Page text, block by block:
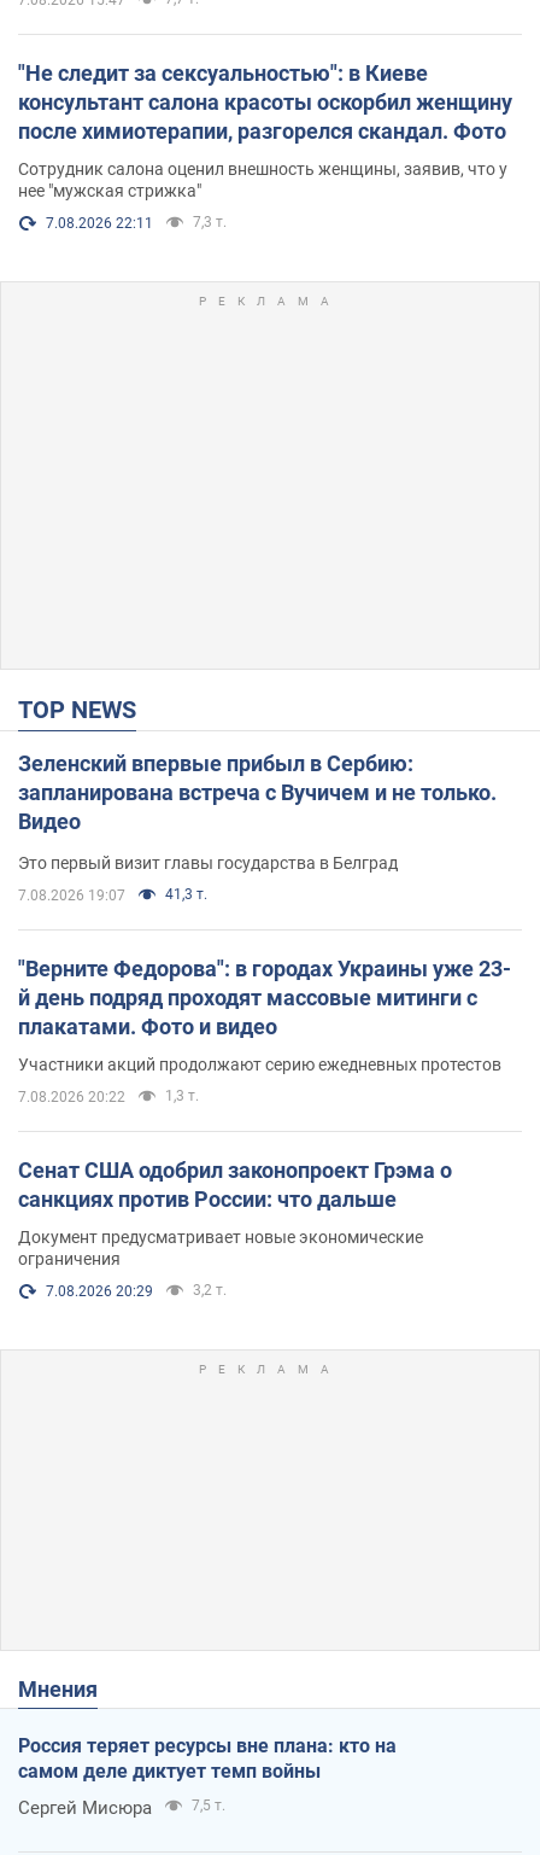
"Не следит за сексуальностью": в Киеве
консультант салона красоты оскорбил женщину
после химиотерапии, разгорелся скандал. Фото
Сотрудник салона оценил внешность женщины, заявив, что у
нее "мужская стрижка"
7.08.2026 22:11 7,3 т.
TOP NEWS
Зеленский впервые прибыл в Сербию:
запланирована встреча с Вучичем и не только.
Видео
Это первый визит главы государства в Белград
7.08.2026 19:07 41,3 т.
"Верните Федорова": в городах Украины уже 23-
й день подряд проходят массовые митинги с
плакатами. Фото и видео
Участники акций продолжают серию ежедневных протестов
7.08.2026 20:22 1,3 т.
Сенат США одобрил законопроект Грэма о
санкциях против России: что дальше
Документ предусматривает новые экономические
ограничения
7.08.2026 20:29 3,2 т.
Мнения
Россия теряет ресурсы вне плана: кто на
самом деле диктует темп войны
Сергей Мисюра 7,5 т.